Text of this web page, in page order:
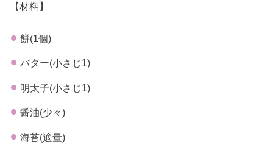
【材料】
餅(1個)
バター(小さじ1)
明太子(小さじ1)
醤油(少々)
海苔(適量)